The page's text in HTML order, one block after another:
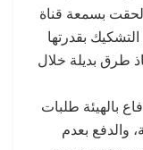
لحقت بسمعة قناة
بقدرتها
طرق بديلة خلال
بالهيئة طلبات
والدفع بعدم